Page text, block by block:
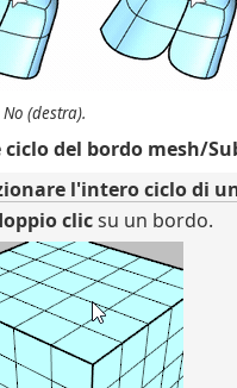
(destra).
ciclo del bordo mesh/
l'intero ciclo di
clicsu un bordo.